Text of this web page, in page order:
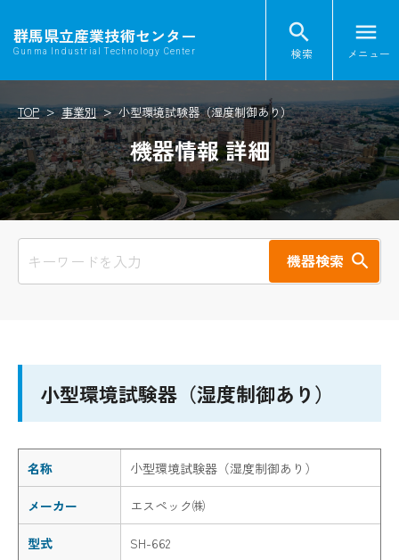
群馬県立産業技術センター
Gunma Industrial Technology Center
search
検索
menu
メニュー
TOP 事業別 小型環境試験器（湿度制御あり）
機器情報 詳細
機器検索
小型環境試験器（湿度制御あり）
名称 小型環境試験器（湿度制御あり）
メーカー エスペック㈱
型式 SH-662